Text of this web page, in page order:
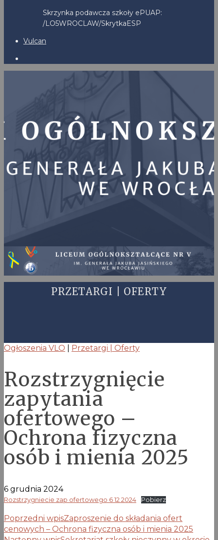
Skrzynka podawcza szkoły ePUAP:
/LO5WROCLAW/SkrytkaESP
Vulcan
PRZETARGI | OFERTY
Ogłoszenia VLO Przetargi | Oferty
Rozstrzygnięcie
zapytania
ofertowego –
Ochrona fizyczna
osób i mienia 2025
6 grudnia 2024
Rozstrzygniecie zap ofertowego 6 12 2024 Pobierz
Poprzedni wpisZaproszenie do składania ofert
cenowych – Ochrona fizyczna osób i mienia 2025